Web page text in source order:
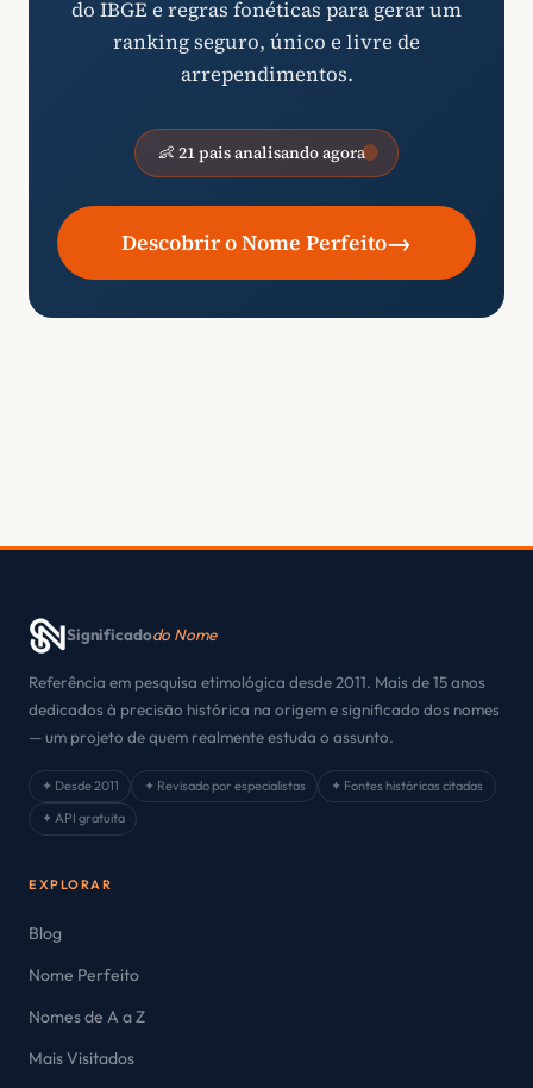
do IBGE e regras fonéticas para gerar um
ranking seguro, único e livre de
arrependimentos.
👶 21 pais analisando agora
Descobrir o Nome Perfeito→
Significadodo Nome
Referência em pesquisa etimológica desde 2011. Mais de 15 anos
dedicados à precisão histórica na origem e significado dos nomes
— um projeto de quem realmente estuda o assunto.
✦ Desde 2011 ✦ Revisado por especialistas
✦ Fontes históricas citadas
✦ API gratuita
EXPLORAR
Blog
Nome Perfeito
Nomes de A a Z
Mais Visitados